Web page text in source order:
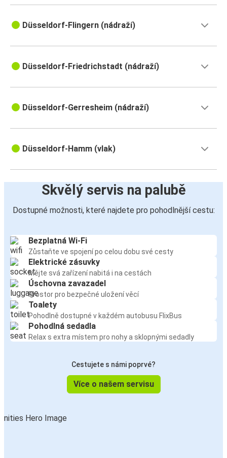
Düsseldorf-Flingern (nádraží)
Düsseldorf-Friedrichstadt (nádraží)
Düsseldorf-Gerresheim (nádraží)
Düsseldorf-Hamm (vlak)
Skvělý servis na palubě
Dostupné možnosti, které najdete pro pohodlnější cestu:
Bezplatná Wi-Fi
Zůstaňte ve spojení po celou dobu své cesty
Elektrické zásuvky
Mějte svá zařízení nabitá i na cestách
Úschovna zavazadel
Prostor pro bezpečné uložení věcí
Toalety
Pohodlně dostupné v každém autobusu FlixBus
Pohodlná sedadla
Relax s extra místem pro nohy a sklopnými sedadly
Cestujete s námi poprvé?
Více o našem servisu